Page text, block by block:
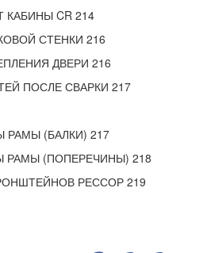
CR 214
СТЕНКИ 216
ДВЕРИ 216
ПОСЛЕ СВАРКИ 217
(БАЛКИ) 217
(ПОПЕРЕЧИНЫ) 218
РЕССОР 219